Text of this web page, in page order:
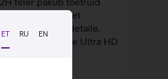
ET RU EN
ilusat ja selget
visuaalseid detaile.
× 2160 piksline Ultra HD
hetki.